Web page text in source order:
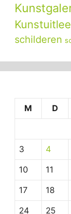
schilderen
M
D
3 4
10 11
17 18
24 25